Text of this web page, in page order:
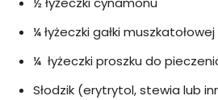
¼ łyżeczki gałki muszkatołowej
¼ łyżeczki proszku do
Słodzik (erytrytol, stewia lub